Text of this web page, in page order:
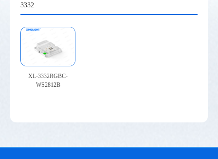
3332
XL-3332RGBC-
WS2812B